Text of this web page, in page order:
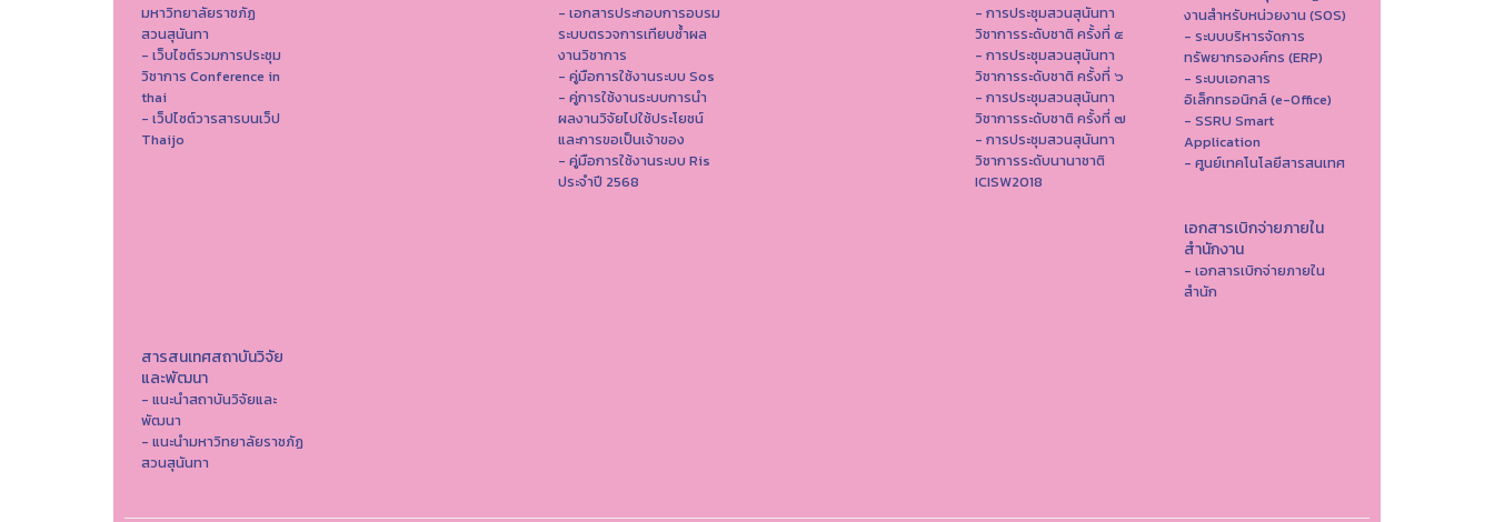
มหาวิทยาลัยราชภัฏ
สวนสุนันทา
- เว็บไซต์รวมการประชุม
วิชาการ Conference in
thai
- เว็ปไซต์วารสารบนเว็ป
Thaijo
- เอกสารประกอบการอบรม
ระบบตรวจการเทียบซ้ำผล
งานวิชาการ
- คู่มือการใช้งานระบบ Sos
- คู่การใช้งานระบบการนำ
ผลงานวิจัยไปใช้ประโยชน์
และการขอเป็นเจ้าของ
- คู่มือการใช้งานระบบ Ris
ประจำปี 2568
- การประชุมสวนสุนันทา
วิชาการระดับชาติ ครั้งที่ ๕
- การประชุมสวนสุนันทา
วิชาการระดับชาติ ครั้งที่ ๖
- การประชุมสวนสุนันทา
วิชาการระดับชาติ ครั้งที่ ๗
- การประชุมสวนสุนันทา
วิชาการระดับนานาชาติ
ICISW2018
งานสำหรับหน่วยงาน (SOS)
- ระบบบริหารจัดการ
ทรัพยากรองค์กร (ERP)
- ระบบเอกสาร
อิเล็กทรอนิกส์ (e-Office)
- SSRU Smart
Application
- ศูนย์เทคโนโลยีสารสนเทศ
เอกสารเบิกจ่ายภายใน
สำนักงาน
- เอกสารเบิกจ่ายภายใน
สำนัก
สารสนเทศสถาบันวิจัย
และพัฒนา
- แนะนำสถาบันวิจัยและ
พัฒนา
- แนะนำมหาวิทยาลัยราชภัฏ
สวนสุนันทา